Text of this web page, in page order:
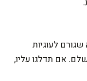
לעוגיות
אם תדלגו עליו,